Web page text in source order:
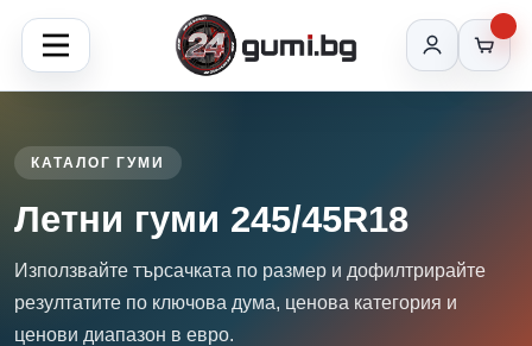
КАТАЛОГ ГУМИ
Летни гуми 245/45R18
Използвайте търсачката по размер и дофилтрирайте
резултатите по ключова дума, ценова категория и
ценови диапазон в евро.